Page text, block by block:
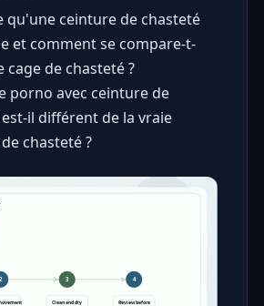
qu'une ceinture de chasteté
et comment se compare-t-
cage de chasteté ?
porno avec ceinture de
il différent de la vraie
chasteté ?